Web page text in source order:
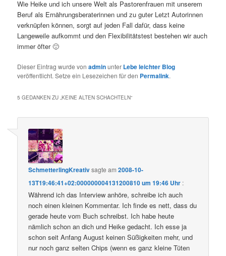
Wie Heike und ich unsere Welt als Pastorenfrauen mit unserem
Beruf als Ernährungsberaterinnen und zu guter Letzt Autorinnen
verknüpfen können, sorgt auf jeden Fall dafür, dass keine
Langeweile aufkommt und den Flexibilitätstest bestehen wir auch
immer öfter 🙂
Dieser Eintrag wurde vonadminunter Lebe leichter Blog
veröffentlicht. Setze ein Lesezeichen für den Permalink.
5 GEDANKEN ZU „KEINE ALTEN SCHACHTELN“
SchmetterlingKreativsagte am2008-10-
13T19:46:41+02:000000004131200810 um 19:46 Uhr :
Während ich das Interview anhöre, schreibe ich auch
noch einen kleinen Kommentar. Ich finde es nett, dass du
gerade heute vom Buch schreibst. Ich habe heute
nämlich schon an dich und Heike gedacht. Ich esse ja
schon seit Anfang August keinen Süßigkeiten mehr, und
nur noch ganz selten Chips (wenn es ganz kleine Tüten